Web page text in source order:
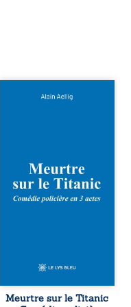
Et si le naufrage
en 1912, un
meurtre est
commis. Le drame
disparaît avec le
tard, la
l’épave fait
resurgir un secret
Meurtre sur le Titanic